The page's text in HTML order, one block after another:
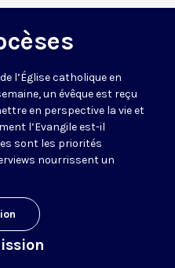
l’Église catholique en
un évêque est reçu
en perspective la vie et
l’Evangile est-il
sont les priorités
nourrissent un